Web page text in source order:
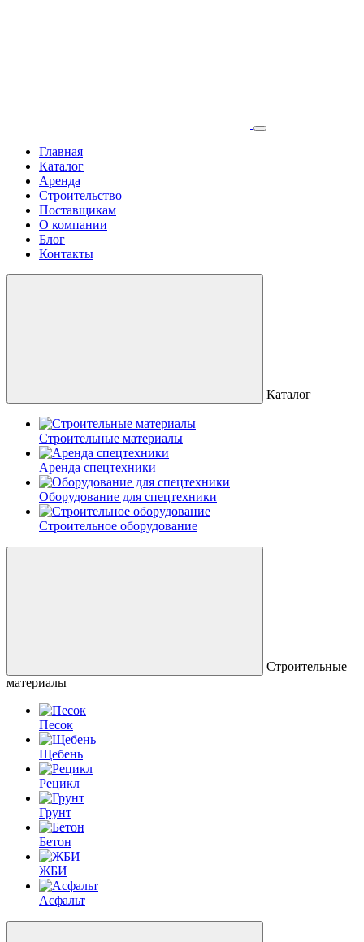
Главная
Каталог
Аренда
Строительство
Поставщикам
О компании
Блог
Контакты
Каталог
Строительные материалы
Аренда спецтехники
Оборудование для спецтехники
Строительное оборудование
Строительные
материалы
Песок
Щебень
Рецикл
Грунт
Бетон
ЖБИ
Асфальт